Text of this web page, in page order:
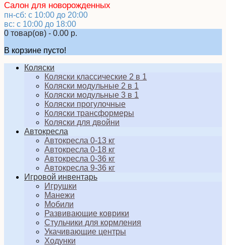
Салон для новорожденных
пн-сб: с 10:00 до 20:00
вс: с 10:00 до 18:00
0 товар(ов) - 0.00 р.
В корзине пусто!
Коляски
Коляски классические 2 в 1
Коляски модульные 2 в 1
Коляски модульные 3 в 1
Коляски прогулочные
Коляски трансформеры
Коляски для двойни
Автокресла
Автокресла 0-13 кг
Автокресла 0-18 кг
Автокресла 0-36 кг
Автокресла 9-36 кг
Игровой инвентарь
Игрушки
Манежи
Мобили
Развивающие коврики
Стульчики для кормления
Укачивающие центры
Ходунки